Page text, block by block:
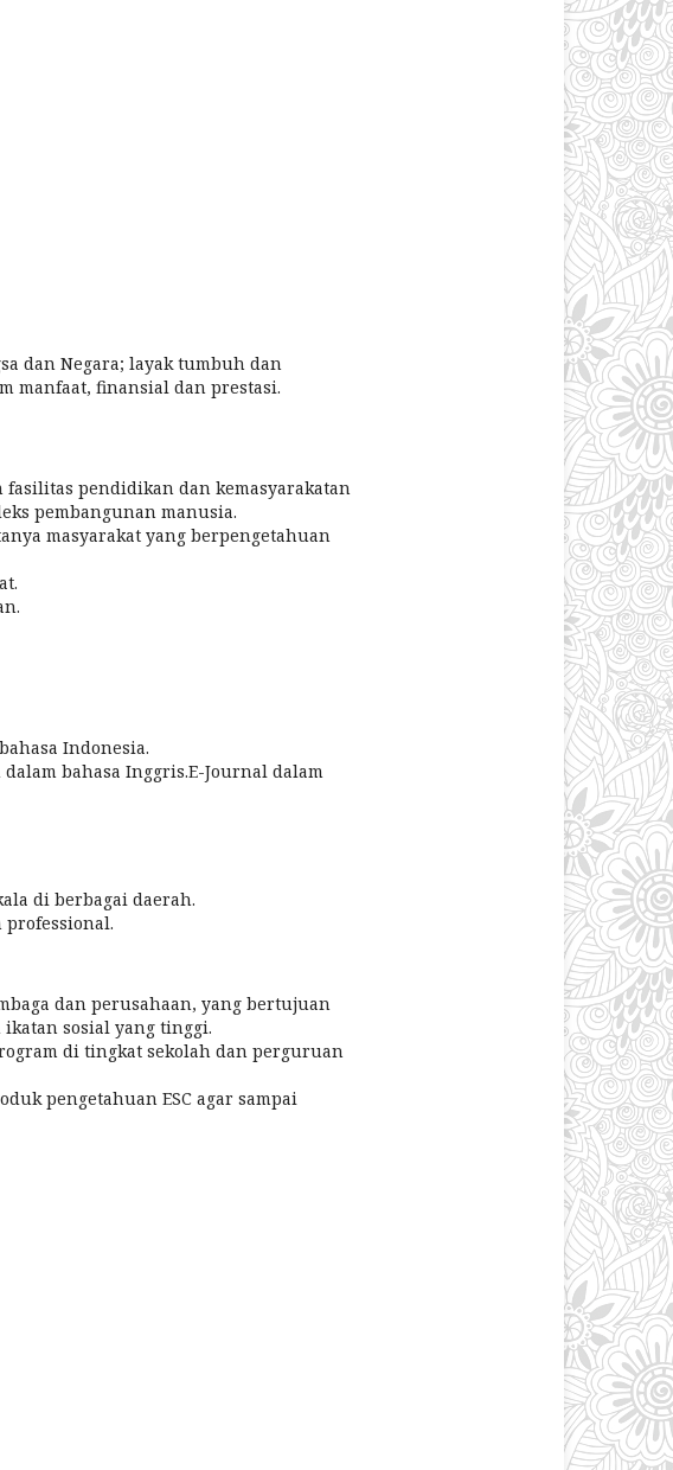
dan Negara; layak tumbuh dan
manfaat, finansial dan prestasi.
fasilitas pendidikan dan kemasyarakatan
pembangunan manusia.
masyarakat yang berpengetahuan
Indonesia.
bahasa Inggris.E-Journal dalam
di berbagai daerah.
dan perusahaan, yang bertujuan
sosial yang tinggi.
di tingkat sekolah dan perguruan
pengetahuan ESC agar sampai